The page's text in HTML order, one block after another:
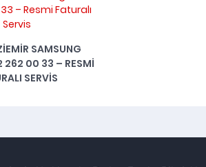
SAMSUNG
262 00 33 – RESMI
SERVIS